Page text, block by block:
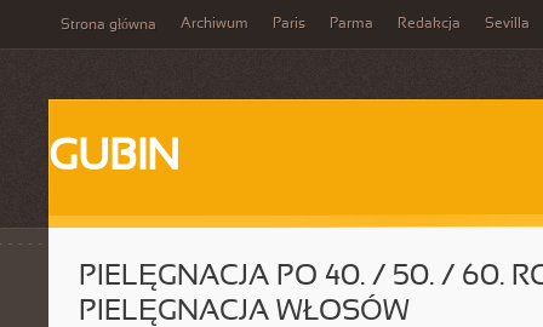
Strona główna Archiwum Paris Parma Redakcja Sevilla
GUBIN
PIELĘGNACJA PO 40. / 50. / 60.
PIELĘGNACJA WŁOSÓW